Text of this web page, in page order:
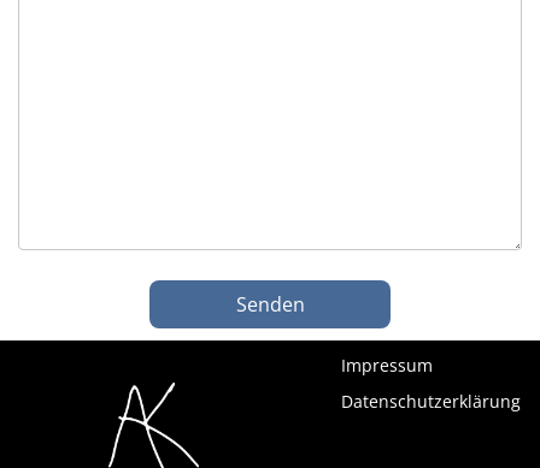
Impressum
Datenschutzerklärung